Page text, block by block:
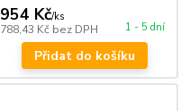
954 Kč/ks
788,43 Kč bez DPH 1 - 5 dní
Přidat do košíku